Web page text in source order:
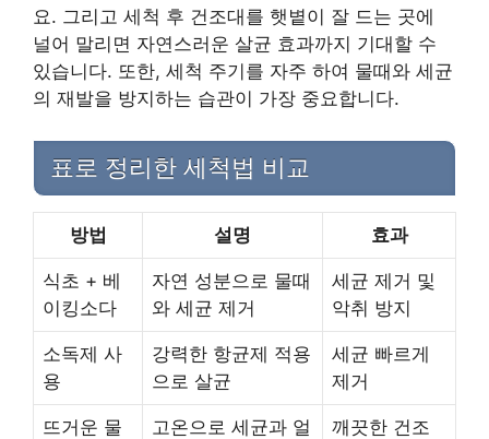
요. 그리고 세척 후 건조대를 햇볕이 잘 드는 곳에
널어 말리면 자연스러운 살균 효과까지 기대할 수
있습니다. 또한, 세척 주기를 자주 하여 물때와 세균
의 재발을 방지하는 습관이 가장 중요합니다.
표로 정리한 세척법 비교
방법 설명 효과
식초 + 베
이킹소다
자연 성분으로 물때
와 세균 제거
세균 제거 및
악취 방지
소독제 사
용
강력한 항균제 적용
으로 살균
세균 빠르게
제거
뜨거운 물
고온으로 세균과 얼
깨끗한 건조